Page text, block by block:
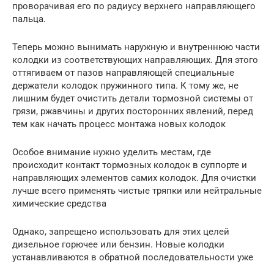
проворачивая его по радиусу верхнего направляющего
пальца.
Теперь можно вынимать наружную и внутреннюю части
колодки из соответствующих направляющих. Для этого
оттягиваем от пазов направляющей специальные
держатели колодок пружинного типа. К тому же, не
лишним будет очистить детали тормозной системы от
грязи, ржавчины и других посторонних явлений, перед
тем как начать процесс монтажа новых колодок
Особое внимание нужно уделить местам, где
происходит контакт тормозных колодок в суппорте и
направляющих элементов самих колодок. Для очистки
лучше всего применять чистые тряпки или нейтральные
химические средства
Однако, запрещено использовать для этих целей
дизельное горючее или бензин. Новые колодки
устанавливаются в обратной последовательности уже